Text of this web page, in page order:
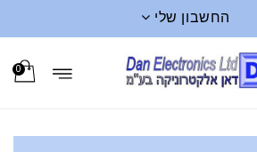
החשבון שלי
0